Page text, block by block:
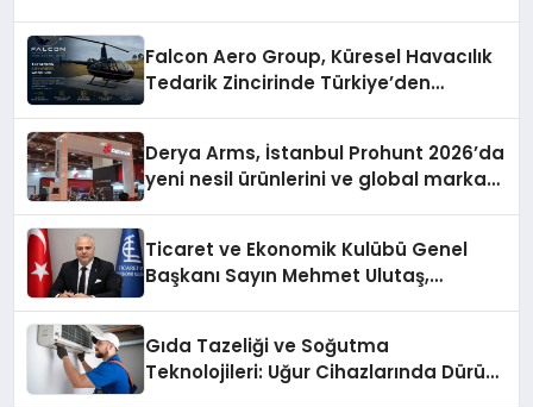
Falcon Aero Group, Küresel Havacılık
Tedarik Zincirinde Türkiye’den
Derya Arms, İstanbul Prohunt 2026’da
yeni nesil ürünlerini ve global marka
Ticaret ve Ekonomik Kulübü Genel
Başkanı Sayın Mehmet Ulutaş,
Gıda Tazeliği ve Soğutma
Teknolojileri: Uğur Cihazlarında Dürüst